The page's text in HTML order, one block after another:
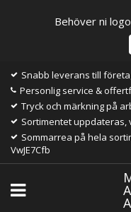
Behöver ni
Snabb leverans till
Personlig service &
Tryck och märkning på
Sortimentet
Sommarrea på hela
VwJE7Cfb